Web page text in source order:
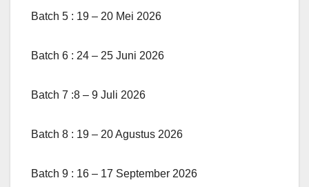
Batch 5 : 19 – 20 Mei 2026
Batch 6 : 24 – 25 Juni 2026
Batch 7 :8 – 9 Juli 2026
Batch 8 : 19 – 20 Agustus 2026
Batch 9 : 16 – 17 September 2026